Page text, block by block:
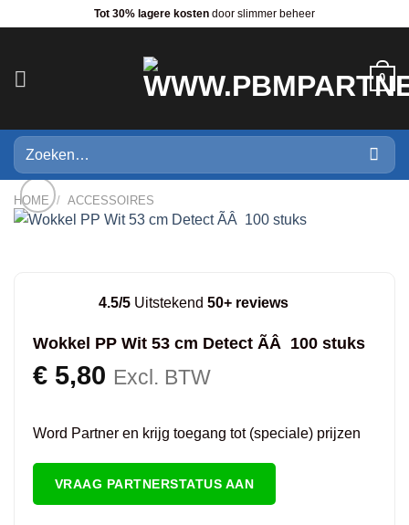
Tot 30% lagere kosten door slimmer beheer
0
Zoeken
naar:
HOME / ACCESSOIRES
4.5/5 Uitstekend 50+ reviews
Wokkel PP Wit 53 cm Detect ÃÂ 100 stuks
€5,80 Excl. BTW
Word Partner en krijg toegang tot (speciale) prijzen
VRAAG PARTNERSTATUS AAN